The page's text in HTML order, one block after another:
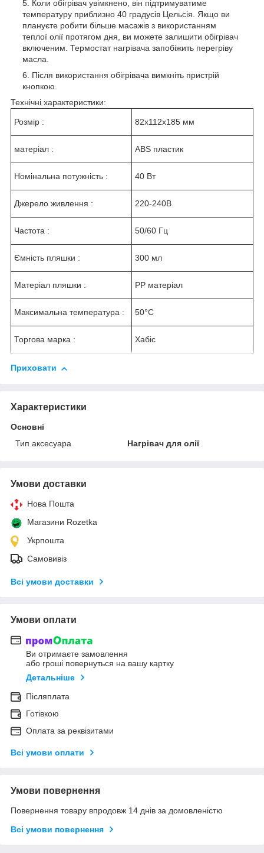
Коли обігрівач увімкнено, він підтримуватиме
температуру приблизно 40 градусів Цельсія. Якщо ви
плануєте робити більше масажів з використанням
теплої олії протягом дня, ви можете залишити обігрівач
включеним. Термостат нагрівача запобіжить перегріву
масла.
Після використання обігрівача вимкніть пристрій
кнопкою.
Технічні характеристики:
Розмір : 82x112x185 мм
матеріал : ABS пластик
Номінальна потужність : 40 Вт
Джерело живлення : 220-240В
Частота : 50/60 Гц
Ємність пляшки : 300 мл
Матеріал пляшки : PP матеріал
Максимальна температура : 50°C
Торгова марка : Хабіс
Приховати
Характеристики
Основні
Тип аксесуара
Нагрівач для олії
Умови доставки
Нова Пошта
Магазини Rozetka
Укрпошта
Самовивіз
Всі умови доставки
Умови оплати
Ви отримаєте замовлення
або гроші повернуться на вашу картку
Детальніше
Післяплата
Готівкою
Оплата за реквізитами
Всі умови оплати
Умови повернення
Повернення товару впродовж 14 днів за домовленістю
Всі умови повернення